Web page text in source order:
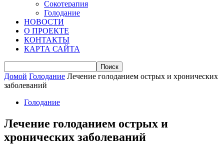
Сокотерапия
Голодание
НОВОСТИ
О ПРОЕКТЕ
КОНТАКТЫ
КАРТА САЙТА
Домой Голодание Лечение голоданием острых и хронических
заболеваний
Голодание
Лечение голоданием острых и
хронических заболеваний